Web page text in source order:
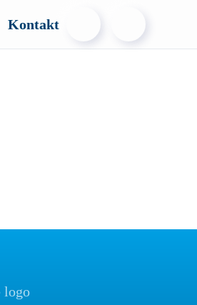
Kontakt